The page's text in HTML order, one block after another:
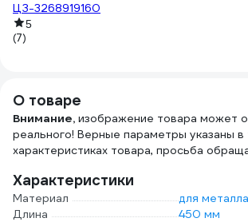
ЦЗ-3268919160
5
(7)
О товаре
Внимание, изображение товара может
реального! Верные параметры указаны в
характеристиках товара, просьба
Характеристики
Материал
для металла
Длина
450 мм